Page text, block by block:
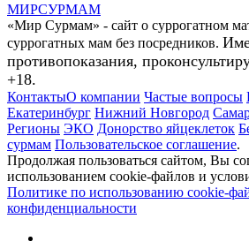
МИРСУРМАМ
«Мир Сурмам» - сайт о суррогатном
суррогатных мам без посредников.
противопоказания,
+18.
КонтактыО компании Частые вопросы
Екатеринбург Нижний Новгород
Регионы ЭКО Донорство яйцеклеток
сурмам Пользовательское соглашение.
Продолжая пользоваться сайтом, Вы
использованием cookie-файлов и
Политике по использованию cookie-
конфиденциальности